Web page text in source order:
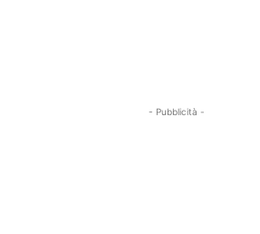
- Pubblicità -